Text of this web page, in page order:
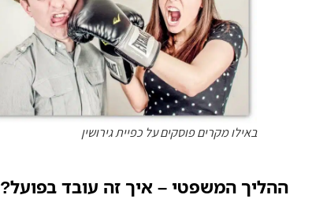
באילו מקרים פוסקים על כפיית גירושין
ההליך המשפטי – איך זה עובד בפועל?